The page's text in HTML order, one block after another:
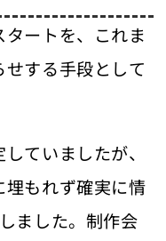
ートを、これま
する手段として
ていましたが、
埋もれず確実に情
ました。制作会